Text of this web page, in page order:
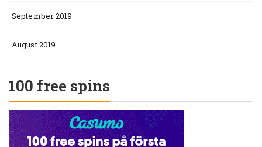
September 2019
August 2019
100 free spins